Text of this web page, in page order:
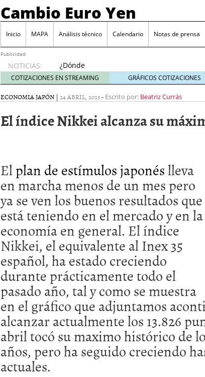
Cambio Euro Yen
Inicio MAPA Análisis técnico Calendario Notas de prensa
Publicidad
NOTICIAS:
¿Dónde
invertir
en
Japón?
31, 2024
Los desafíos de la economía japonesa hoy
El enigma del aceite de oliva: ¿Por qué es
extranjero? septiembre 22, 2023
COTIZACIONES EN STREAMING GRÁFICOS COTIZACIONES
ECONOMIA JAPÓN | 24 ABRIL, 2013- Escrito por: Beatriz Currás
El índice Nikkei alcanza su
Elplan de estímulos japonéslleva
en marcha menos de un mes pero
ya se ven los buenos resultados que
está teniendo en el mercado y en la
economía en general. El índice
Nikkei, el equivalente al Inex 35
español, ha estado creciendo
durante prácticamente todo el
pasado año, tal y como se muestra
en el gráfico que adjuntamos
alcanzar actualmente los 13.826
abril tocó su maximo histórico de
años, pero ha seguido creciendo
actuales.